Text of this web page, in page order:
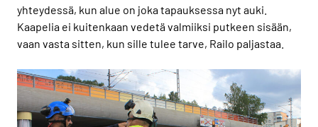
yhteydessä, kun alue on joka tapauksessa nyt auki.
Kaapelia ei kuitenkaan vedetä valmiiksi putkeen sisään,
vaan vasta sitten, kun sille tulee tarve, Railo paljastaa.